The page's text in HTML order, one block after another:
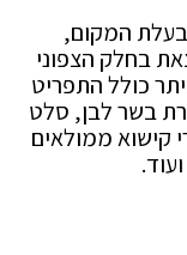
בעלת המקום,
בחלק הצפוני
כולל התפריט
בשר לבן, סלט
קישוא ממולאים